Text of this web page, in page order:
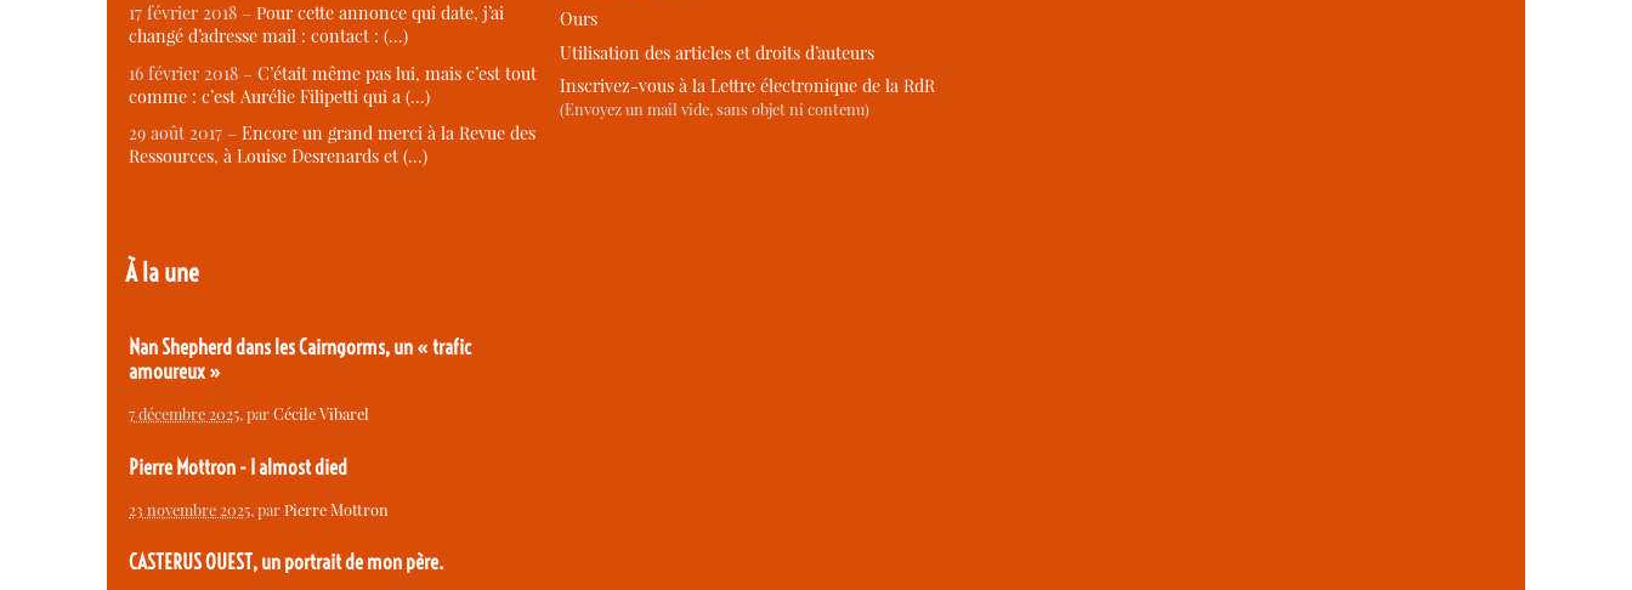
17 février 2018 – Pour cette annonce qui date, j’ai
changé d’adresse mail : contact : (…)
16 février 2018 – C’était même pas lui, mais c’est tout
comme : c’est Aurélie Filipetti qui a (…)
29 août 2017 – Encore un grand merci à la Revue des
Ressources, à Louise Desrenards et (…)
À la une
Nan Shepherd dans les Cairngorms, un « trafic
amoureux »
7 décembre 2025, parCécile Vibarel
Pierre Mottron - I almost died
23 novembre 2025, parPierre Mottron
CASTERUS OUEST, un portrait de mon père.
Ours
Utilisation des articles et droits d’auteurs
Inscrivez-vous à la Lettre électronique de la RdR
(Envoyez un mail vide, sans objet ni contenu)